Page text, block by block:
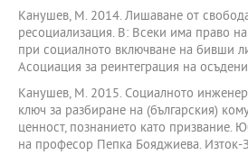
Канушев, М. 2014. Лишаване от
ресоциализация. В: Всеки има право
при социалното включване на бивши
Асоциация за реинтеграция на
Канушев, М. 2015. Социалното
ключ за разбиране на (българския)
ценност, познанието като призвание.
на професор Пепка Бояджиева. Изток-